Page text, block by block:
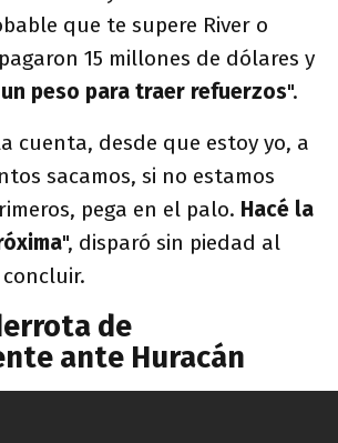
que te supere River o
15 millones de dólares y
peso para traer refuerzos".
cuenta, desde que estoy yo, a
sacamos, si no estamos
pega en el palo. Hacé la
", disparó sin piedad al
de
ante Huracán